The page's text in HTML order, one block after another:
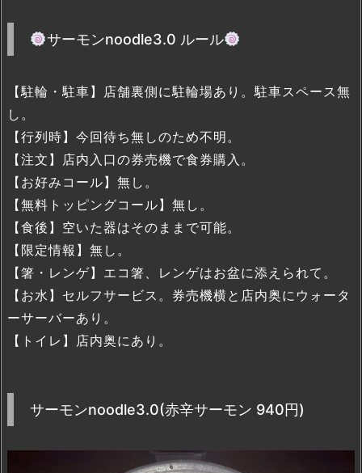
サーモンnoodle3.0 ルール
【駐輪・駐車】店舗裏側に駐輪場あり。駐車スペース無
し。
【行列時】今回待ち無しのため不明。
【注文】店内入口の券売機で食券購入。
【お好みコール】無し。
【無料トッピングコール】無し。
【食後】空いた器はそのままで可能。
【限定情報】無し。
【箸・レンゲ】エコ箸、レンゲはお盆に添えられて。
【お水】セルフサービス。券売機横と店内奥にウォータ
ーサーバーあり。
【トイレ】店内奥にあり。
サーモンnoodle3.0(赤辛サーモン 940円)